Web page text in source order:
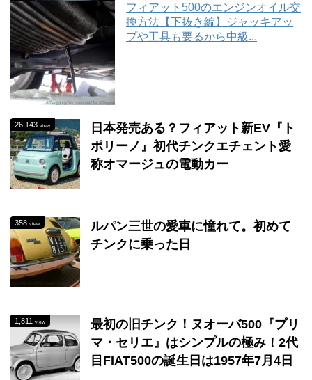
フィアット500のエンジンオイル交
換方法【下抜き編】ジャッキアッ
プや工具も要るから中級...
26,143 view
日本発売ある？フィアット新EV『ト
ポリーノ』初代チンクエチェント愛
称オマージュの電動カー
358 view
ルパン三世の愛車に憧れて。初めて
チンクに乗った日
1,811 view
最初の旧チンク！ヌオーバ500『プリ
マ・セリエ』はシンプルの極み！2代
目FIAT500の誕生日は1957年7月4日